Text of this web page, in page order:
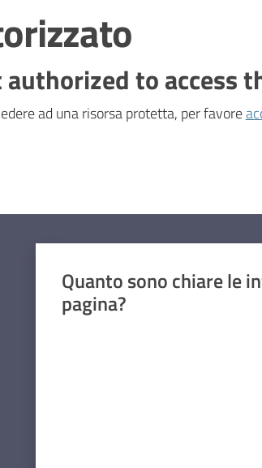
authorized to access
ad una risorsa protetta, per favore
Quanto sono chiare le
pagina?